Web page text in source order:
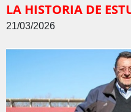
LA HISTORIA DE
21/03/2026